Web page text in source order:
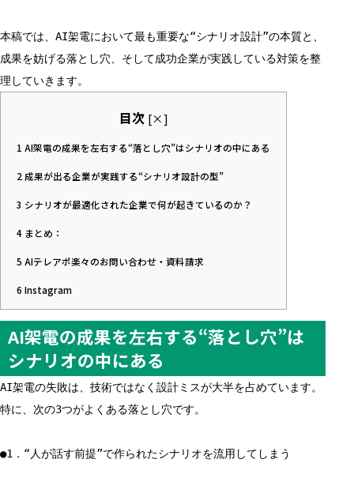
本稿では、AI架電において最も重要な“シナリオ設計”の本質と、
成果を妨げる落とし穴、そして成功企業が実践している対策を整
理していきます。
目次 [×]
1 AI架電の成果を左右する“落とし穴”はシナリオの中にある
2 成果が出る企業が実践する“シナリオ設計の型”
3 シナリオが最適化された企業で何が起きているのか？
4 まとめ：
5 AIテレアポ楽々のお問い合わせ・資料請求
6 Instagram
AI架電の成果を左右する“落とし穴”は
シナリオの中にある
AI架電の失敗は、技術ではなく設計ミスが大半を占めています。
特に、次の3つがよくある落とし穴です。
●1．“人が話す前提”で作られたシナリオを流用してしまう